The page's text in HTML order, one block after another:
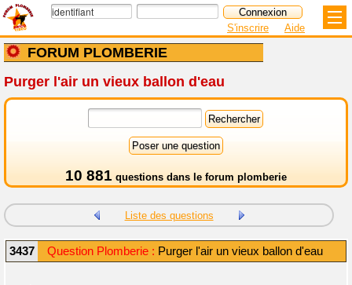
FORUM PLOMBERIE
S'inscrire Aide
Purger l'air un vieux ballon d'eau
10 881 questions dans le forum plomberie
Liste des questions
3437 Question Plomberie : Purger l'air un vieux ballon d'eau